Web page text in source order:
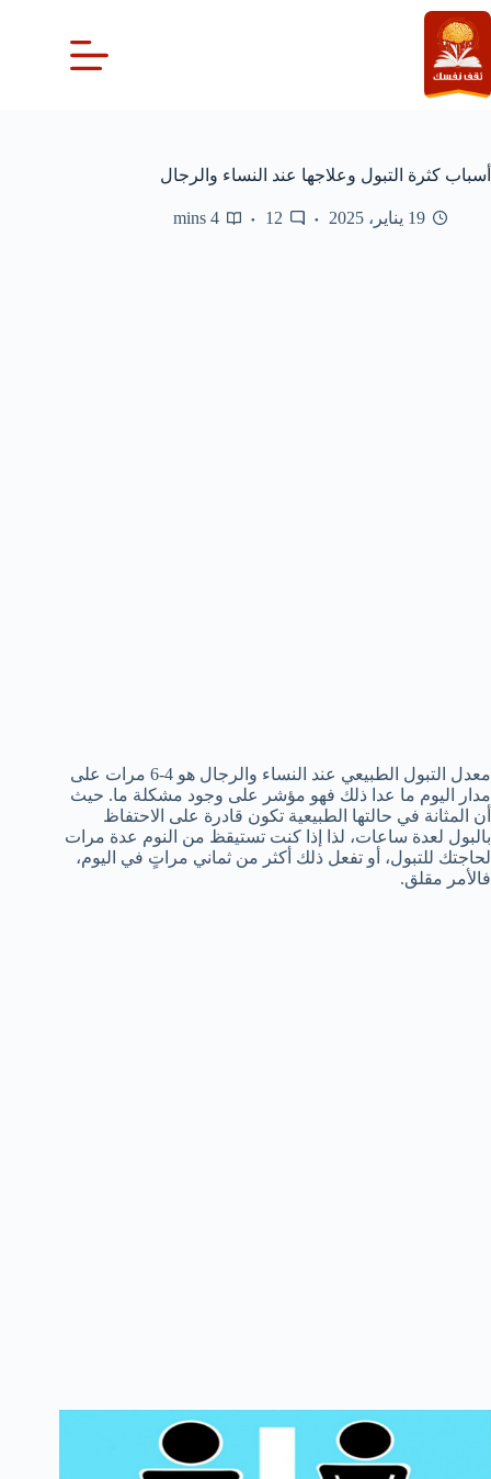
التجاوز
إلى
المحتوى
أسباب كثرة التبول وعلاجها عند النساء والرجال
19 يناير، 2025 12
4 mins
معدل التبول الطبيعي عند النساء والرجال هو 4-6 مرات على
مدار اليوم ما عدا ذلك فهو مؤشر على وجود مشكلة ما. حيث
أن المثانة في حالتها الطبيعية تكون قادرة على الاحتفاظ
بالبول لعدة ساعات، لذا إذا كنت تستيقظ من النوم عدة مرات
لحاجتك للتبول، أو تفعل ذلك أكثر من ثماني مراتٍ في اليوم،
فالأمر مقلق.